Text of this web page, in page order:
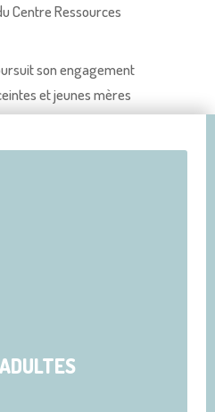
Centre Ressources
son engagement
et jeunes mères